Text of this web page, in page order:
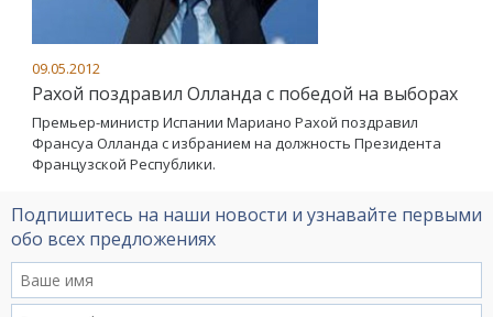
09.05.2012
Рахой поздравил Олланда с победой на выборах
Премьер-министр Испании Мариано Рахой поздравил
Франсуа Олланда с избранием на должность Президента
Французской Республики.
Подпишитесь на наши новости и узнавайте первыми
обо всех предложениях